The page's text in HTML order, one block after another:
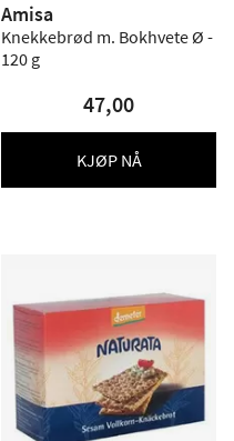
Amisa
Knekkebrød m. Bokhvete Ø -
120 g
47,00
KJØP NÅ